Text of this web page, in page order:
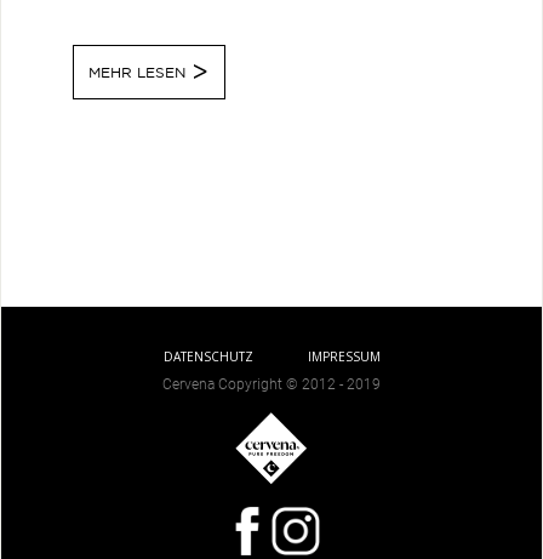
MEHR LESEN
DATENSCHUTZ
IMPRESSUM
Cervena Copyright © 2012 - 2019